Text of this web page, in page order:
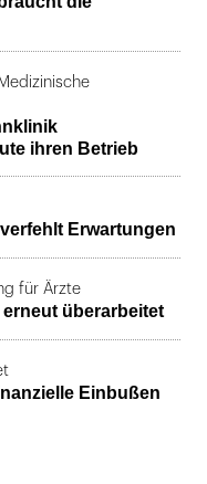
ihren Betrieb
Erwartungen
für Ärzte
überarbeitet
Einbußen